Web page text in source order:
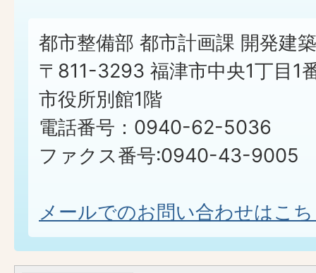
都市整備部 都市計画課 開発建
〒811-3293 福津市中央1丁目1
市役所別館1階
電話番号：0940-62-5036
ファクス番号:0940-43-9005
メールでのお問い合わせはこ